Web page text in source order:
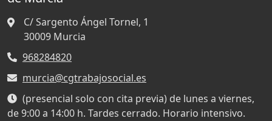
C/ Sargento Ángel Tornel, 1
30009 Murcia
968284820
murcia@cgtrabajosocial.es
(presencial solo con cita previa) de lunes a viernes,
de 9:00 a 14:00 h. Tardes cerrado. Horario intensivo.